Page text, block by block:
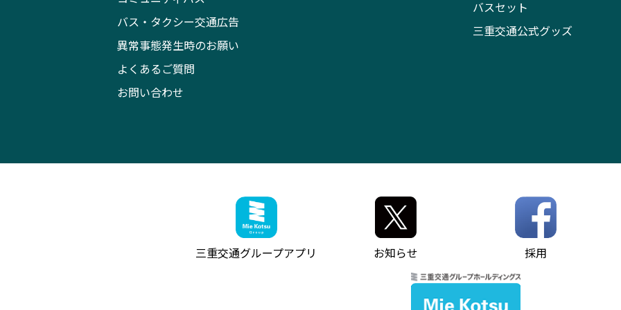
バス・タクシー交通広告
異常事態発生時のお願い
よくあるご質問
お問い合わせ
バスセット
三重交通公式グッズ
三重交通グループアプリ お知らせ 採用